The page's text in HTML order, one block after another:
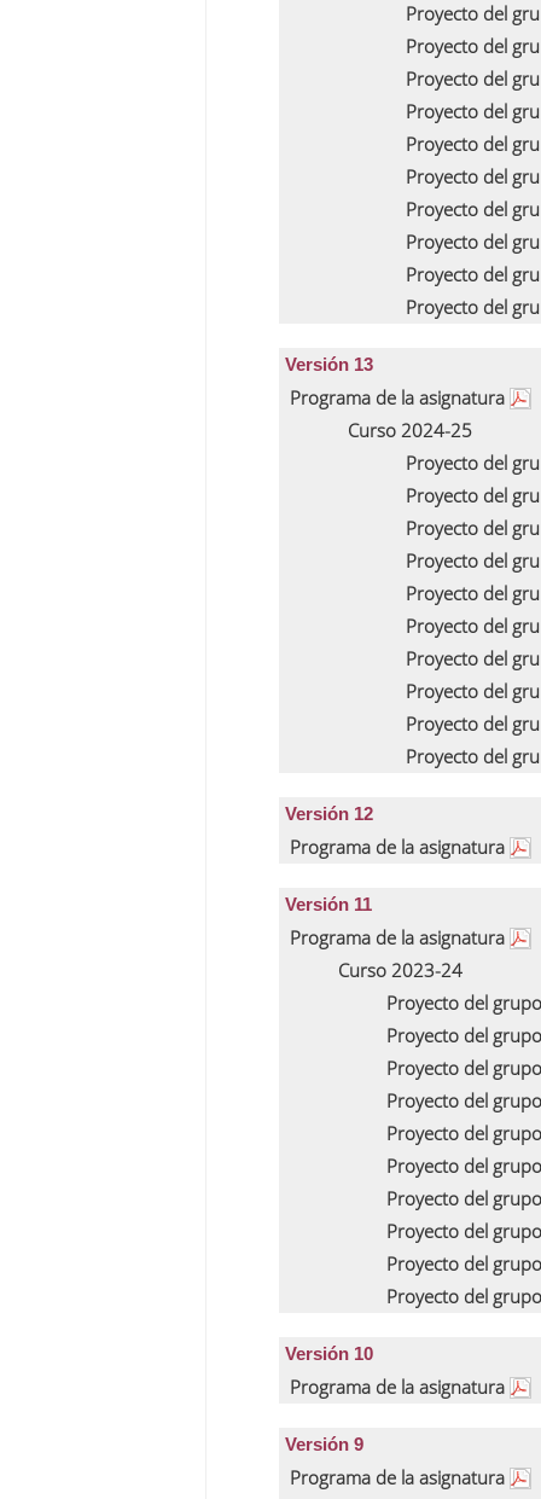
Proyecto del
Proyecto del
Proyecto del
Proyecto del
Proyecto del
Proyecto del
Proyecto del
Proyecto del
Proyecto del
Proyecto del
Versión 13
Programa de la asignatura
Curso 2024-25
Proyecto del
Proyecto del
Proyecto del
Proyecto del
Proyecto del
Proyecto del
Proyecto del
Proyecto del
Proyecto del
Proyecto del
Versión 12
Programa de la asignatura
Versión 11
Programa de la asignatura
Curso 2023-24
Proyecto del
Proyecto del
Proyecto del
Proyecto del
Proyecto del
Proyecto del
Proyecto del
Proyecto del
Proyecto del
Proyecto del
Versión 10
Programa de la asignatura
Versión 9
Programa de la asignatura